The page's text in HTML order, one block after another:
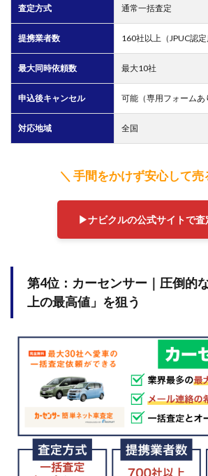
査定方式 通常一括査定
提携業者数 160社以上（JPUC認定
最大同時依頼数 最大10社
申込後キャンセル 可能（専用フォームあ
対応地域 全国
＼ 手間をかけず安心して売
▶︎ナビクルの公式サイトで査
第4位：カーセンサー｜ 圧倒的
上の最高値」を狙う